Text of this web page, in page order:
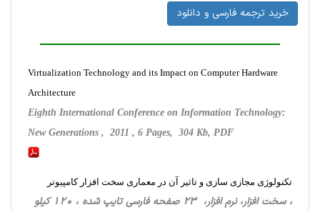
خرید ترجمه فارسی و دانلود
Virtualization Technology and its Impact on Computer Hardware
Architecture
Eighth International Conference on Information Technology:
New Generations , 2011 , 6 Pages, 304 Kb, PDF
تکنولوژی مجازی سازی و تاثیر آن در معماری سخت افزار کامپیوتر
، سخت ‌افزار، نرم افزار، 23 صفحه فارسی تایپ شده ، 120 کیلو